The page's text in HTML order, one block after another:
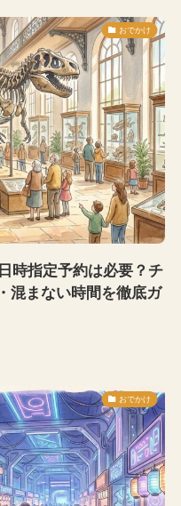
おでかけ
時指定予約は必要？チ
混まない時間を徹底ガ
おでかけ